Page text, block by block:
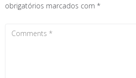
obrigatórios marcados com *